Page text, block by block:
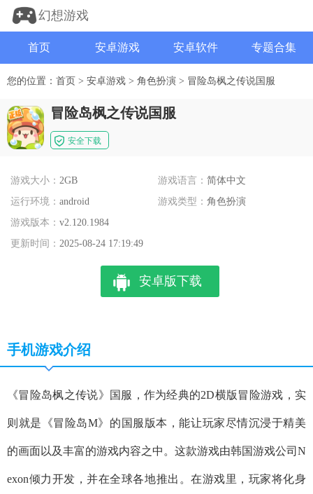
幻想游戏
首页 安卓游戏 安卓软件 专题合集
您的位置： 首页 > 安卓游戏 > 角色扮演 > 冒险岛枫之传说国服
冒险岛枫之传说国服
安全下载
游戏大小： 2GB 游戏语言：简体中文
运行环境： android 游戏类型：角色扮演
游戏版本： v2.120.1984
更新时间： 2025-08-24 17:19:49
安卓版下载
手机游戏介绍
《冒险岛枫之传说》国服，作为经典的2D横版冒险游戏，实
则就是《冒险岛M》的国服版本，能让玩家尽情沉浸于精美
的画面以及丰富的游戏内容之中。这款游戏由韩国游戏公司N
exon倾力开发，并在全球各地推出。在游戏里，玩家将化身